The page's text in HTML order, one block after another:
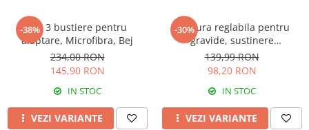
-38%
Set 3 bustiere pentru
alaptare, Microfibra, Bej
234,00 RON
145,90 RON
IN STOC
VEZI VARIANTE
-30%
Centura reglabila pentru
gravide, sustinere
abdominala in timpul sarcinii,
White
139,99 RON
98,20 RON
IN STOC
VEZI VARIANTE